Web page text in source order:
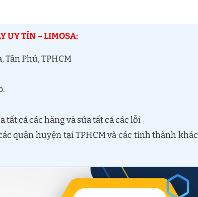
UY TÍN – LIMOSA:
Tân Phú, TPHCM
cả các hãng và sửa tất cả các lỗi
quận huyện tại TPHCM và các tỉnh thành khác